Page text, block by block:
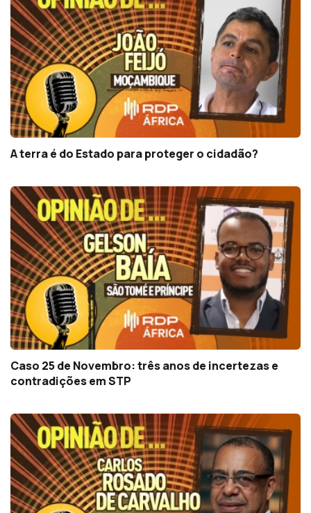
A terra é do Estado para proteger o cidadão?
Caso 25 de Novembro: três anos de incertezas e
contradições em STP